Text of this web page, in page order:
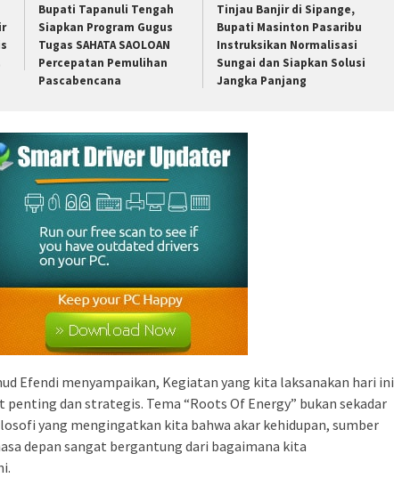
Bupati Tapanuli Tengah
Siapkan Program Gugus
Tugas SAHATA SAOLOAN
Percepatan Pemulihan
Pascabencana
Tinjau Banjir di Sipange,
Bupati Masinton Pasaribu
Instruksikan Normalisasi
Sungai dan Siapkan Solusi
Jangka Panjang
Efendi menyampaikan, Kegiatan yang kita laksanakan hari ini
dan strategis. Tema “Roots Of Energy” bukan sekadar
yang mengingatkan kita bahwa akar kehidupan, sumber
depan sangat bergantung dari bagaimana kita